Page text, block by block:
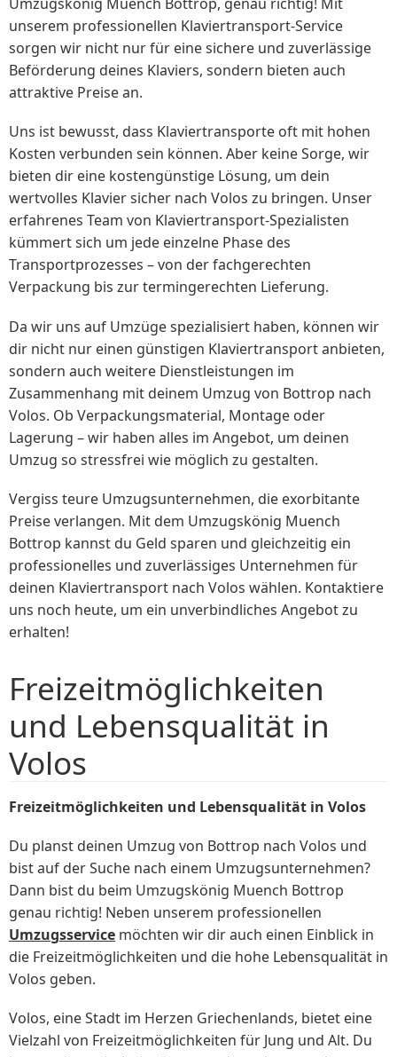
unserem professionellen Klaviertransport-Service
sorgen wir nicht nur für eine sichere und zuverlässige
Beförderung deines Klaviers, sondern bieten auch
attraktive Preise an.
Uns ist bewusst, dass Klaviertransporte oft mit hohen
Kosten verbunden sein können. Aber keine Sorge, wir
bieten dir eine kostengünstige Lösung, um dein
wertvolles Klavier sicher nach Volos zu bringen. Unser
erfahrenes Team von Klaviertransport-Spezialisten
kümmert sich um jede einzelne Phase des
Transportprozesses – von der fachgerechten
Verpackung bis zur termingerechten Lieferung.
Da wir uns auf Umzüge spezialisiert haben, können wir
dir nicht nur einen günstigen Klaviertransport anbieten,
sondern auch weitere Dienstleistungen im
Zusammenhang mit deinem Umzug von Bottrop nach
Volos. Ob Verpackungsmaterial, Montage oder
Lagerung – wir haben alles im Angebot, um deinen
Umzug so stressfrei wie möglich zu gestalten.
Vergiss teure Umzugsunternehmen, die exorbitante
Preise verlangen. Mit dem Umzugskönig Muench
Bottrop kannst du Geld sparen und gleichzeitig ein
professionelles und zuverlässiges Unternehmen für
deinen Klaviertransport nach Volos wählen. Kontaktiere
uns noch heute, um ein unverbindliches Angebot zu
erhalten!
Freizeitmöglichkeiten
und Lebensqualität in
Volos
Freizeitmöglichkeiten und Lebensqualität in Volos
Du planst deinen Umzug von Bottrop nach Volos und
bist auf der Suche nach einem Umzugsunternehmen?
Dann bist du beim Umzugskönig Muench Bottrop
genau richtig! Neben unserem professionellen
Umzugsservice möchten wir dir auch einen Einblick in
die Freizeitmöglichkeiten und die hohe Lebensqualität in
Volos geben.
Volos, eine Stadt im Herzen Griechenlands, bietet eine
Vielzahl von Freizeitmöglichkeiten für Jung und Alt. Du